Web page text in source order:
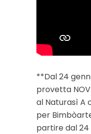
**Dal 24
provetta
al Naturasì A
per
partire dal 24